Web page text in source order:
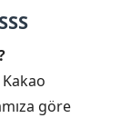
göre